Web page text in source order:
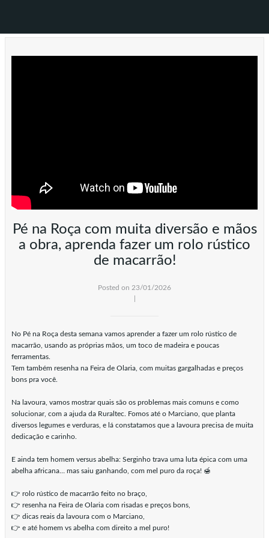
Pé na Roça com muita diversão e mãos
a obra, aprenda fazer um rolo rústico
de macarrão!
Posted on 23/01/2026
No Pé na Roça desta semana vamos aprender a fazer um rolo rústico de
macarrão, usando as próprias mãos, um toco de madeira e poucas
ferramentas.
Tem também resenha na Feira de Olaria, com muitas gargalhadas e preços
bons pra você.
Na lavoura, vamos mostrar quais são os problemas mais comuns e como
solucionar, com a ajuda da Ruraltec. Fomos até o Marciano, que planta
diversos legumes e verduras, e lá constatamos que a lavoura precisa de muita
dedicação e carinho.
E ainda tem homem versus abelha: Serginho trava uma luta épica com uma
abelha africana… mas saiu ganhando, com mel puro da roça! 🍯
👉 rolo rústico de macarrão feito no braço,
👉 resenha na Feira de Olaria com risadas e preços bons,
👉 dicas reais da lavoura com o Marciano,
👉 e até homem vs abelha com direito a mel puro!